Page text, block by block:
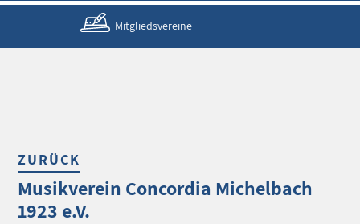
Mitgliedsvereine
ZURÜCK
Musikverein Concordia Michelbach
1923 e.V.